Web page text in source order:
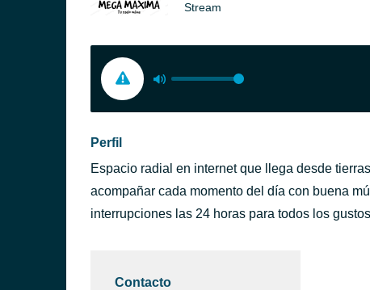
Stream
Perfil
Espacio radial en internet que llega desde
acompañar cada momento del día con buena
interrupciones las 24 horas para todos los
Contacto